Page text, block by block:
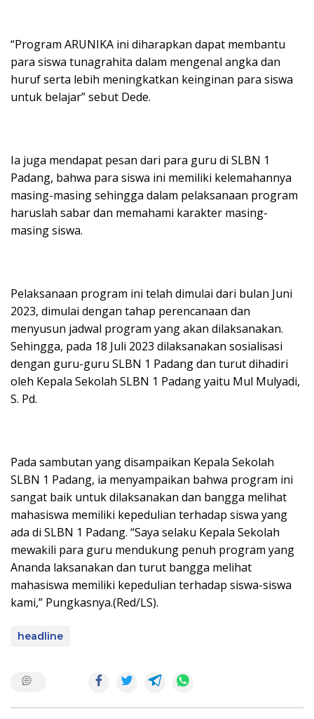
“Program ARUNIKA ini diharapkan dapat membantu
para siswa tunagrahita dalam mengenal angka dan
huruf serta lebih meningkatkan keinginan para siswa
untuk belajar” sebut Dede.
Ia juga mendapat pesan dari para guru di SLBN 1
Padang, bahwa para siswa ini memiliki kelemahannya
masing-masing sehingga dalam pelaksanaan program
haruslah sabar dan memahami karakter masing-
masing siswa.
Pelaksanaan program ini telah dimulai dari bulan Juni
2023, dimulai dengan tahap perencanaan dan
menyusun jadwal program yang akan dilaksanakan.
Sehingga, pada 18 Juli 2023 dilaksanakan sosialisasi
dengan guru-guru SLBN 1 Padang dan turut dihadiri
oleh Kepala Sekolah SLBN 1 Padang yaitu Mul Mulyadi,
S. Pd.
Pada sambutan yang disampaikan Kepala Sekolah
SLBN 1 Padang, ia menyampaikan bahwa program ini
sangat baik untuk dilaksanakan dan bangga melihat
mahasiswa memiliki kepedulian terhadap siswa yang
ada di SLBN 1 Padang. “Saya selaku Kepala Sekolah
mewakili para guru mendukung penuh program yang
Ananda laksanakan dan turut bangga melihat
mahasiswa memiliki kepedulian terhadap siswa-siswa
kami,” Pungkasnya.(Red/LS).
headline